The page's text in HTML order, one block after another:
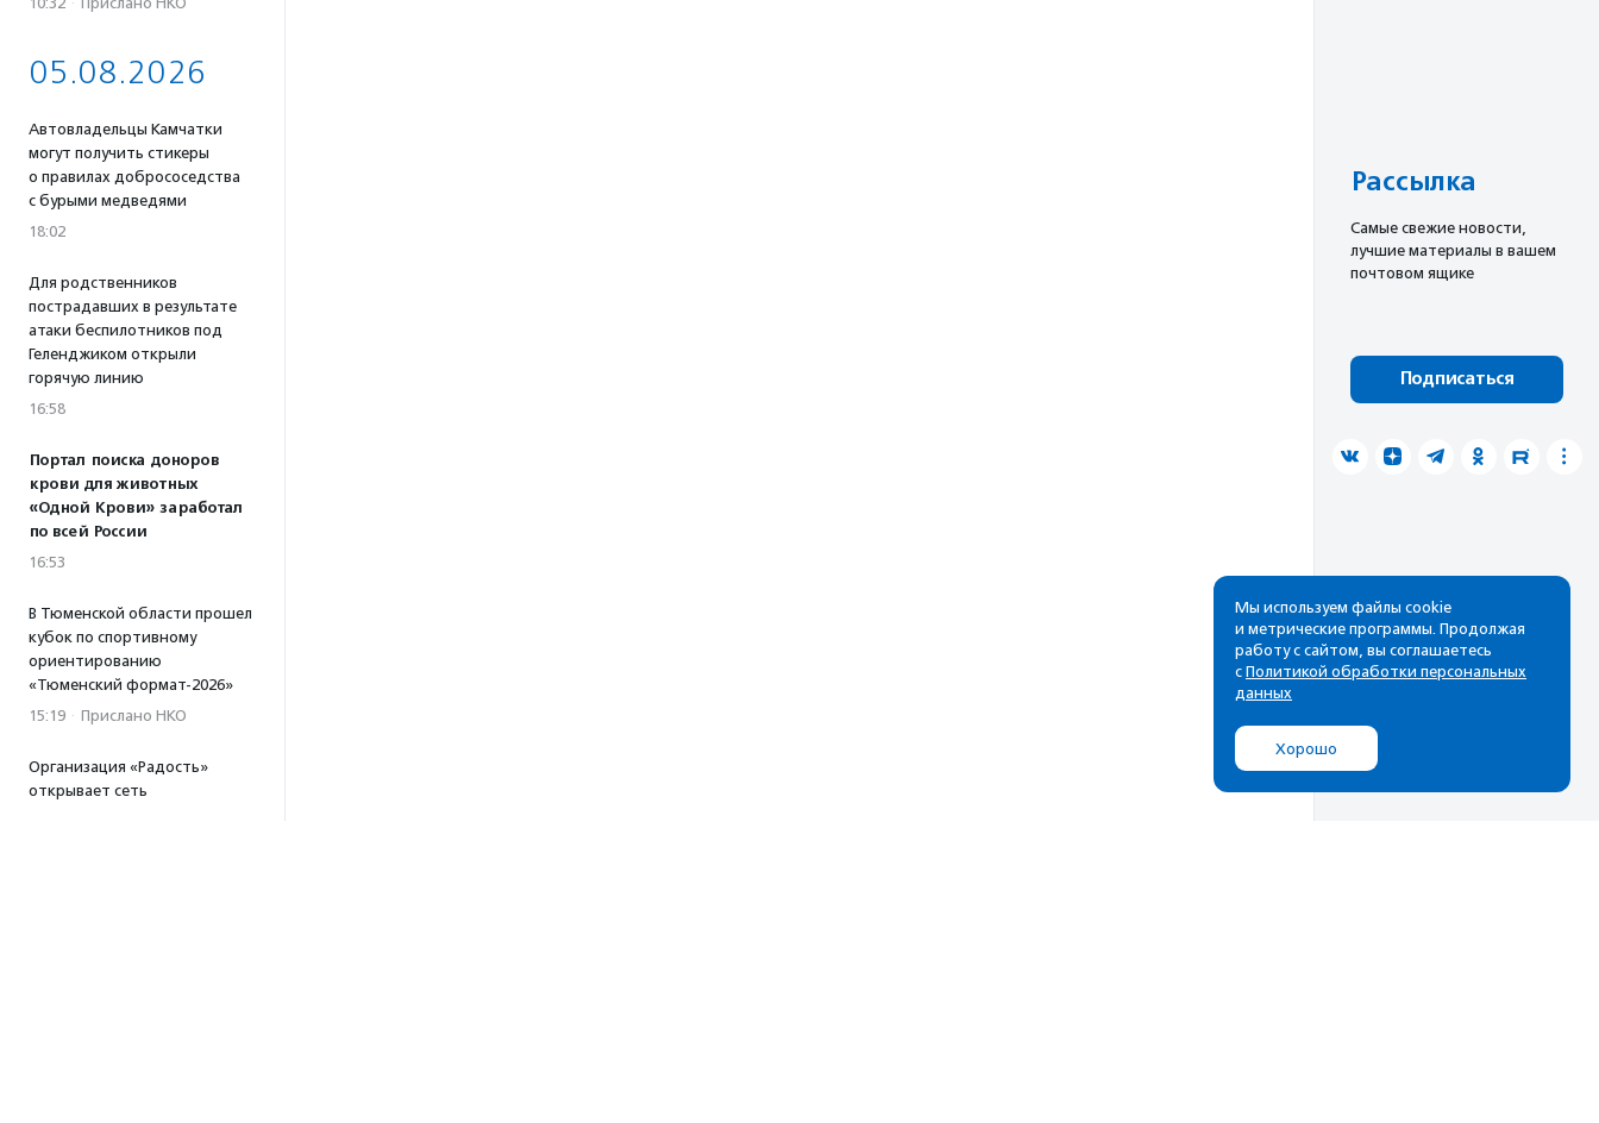
05.08.2026
Автовладельцы Камчатки
могут получить стикеры
о правилах добрососедства
с бурыми медведями
18:02
Для родственников
пострадавших в результате
атаки беспилотников под
Геленджиком открыли
горячую линию
16:58
Портал поиска доноров
крови для животных
«Одной Крови» заработал
по всей России
16:53
В Тюменской области прошел
кубок по спортивному
ориентированию
«Тюменский формат-2026»
15:19 · Прислано НКО
Организация «Радость»
открывает сеть
Рассылка
Cамые свежие новости,
лучшие материалы в вашем
почтовом ящике
Подписаться
Мы используем файлы cookie
и метрические программы. Продолжая
работу с сайтом, вы соглашаетесь
с Политикой обработки персональных
данных
Хорошо